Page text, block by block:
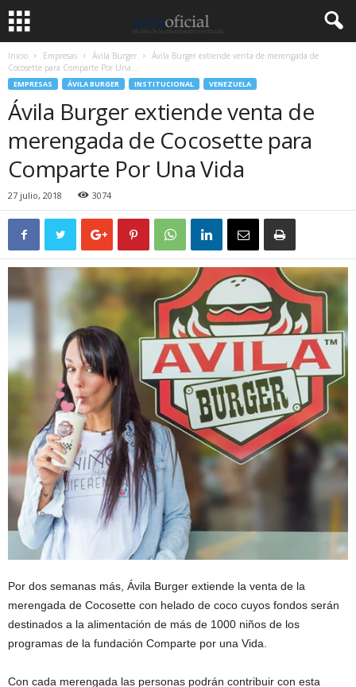
Inicio Empresas Ávila Burger
Ávila Burger extiende venta de merengada de
Cocosette para Comparte Por Una...
EMPRESAS ÁVILA BURGER INSTITUCIONAL VENEZUELA
Ávila Burger extiende venta de
merengada de Cocosette para
Comparte Por Una Vida
27 julio, 2018 3074
Por dos semanas más, Ávila Burger extiende la venta de la
merengada de Cocosette con helado de coco cuyos fondos serán
destinados a la alimentación de más de 1000 niños de los
programas de la fundación Comparte por una Vida.
Con cada merengada las personas podrán contribuir con esta